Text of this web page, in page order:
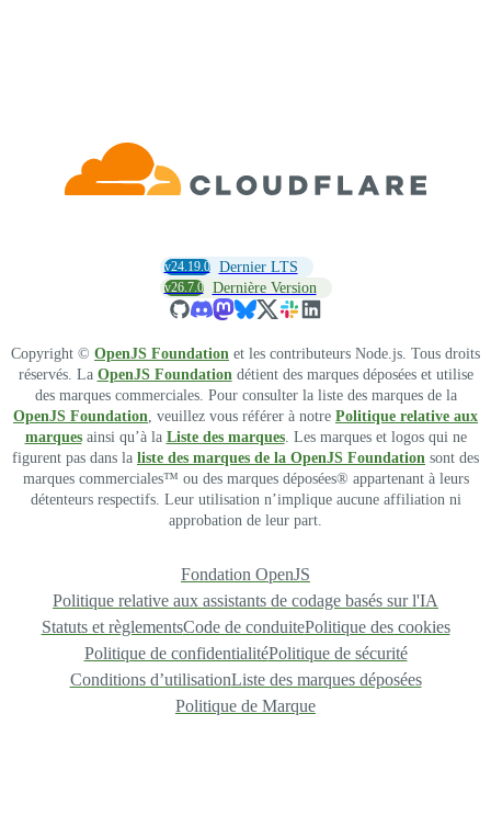
v24.19.0 Dernier LTS
v26.7.0 Dernière Version
Copyright © OpenJS Foundation et les contributeurs Node.js. Tous droits
réservés. La OpenJS Foundationdétient des marques déposées et utilise
des marques commerciales. Pour consulter la liste des marques de la
OpenJS Foundation, veuillez vous référer à notre Politique relative aux
marquesainsi qu’à la Liste des marques. Les marques et logos qui ne
figurent pas dans la liste des marques de la OpenJS Foundation sont des
marques commerciales™ ou des marques déposées® appartenant à leurs
détenteurs respectifs. Leur utilisation n’implique aucune affiliation ni
approbation de leur part.
Fondation OpenJS
Politique relative aux assistants de codage basés sur l'IA
Statuts et règlementsCode de conduitePolitique des cookies
Politique de confidentialitéPolitique de sécurité
Conditions d’utilisationListe des marques déposées
Politique de Marque